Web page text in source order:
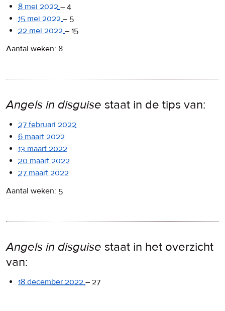
8 mei 2022 – 4
15 mei 2022 – 5
22 mei 2022 – 15
Aantal weken: 8
Angels in disguise staat in de tips van:
27 februari 2022
6 maart 2022
13 maart 2022
20 maart 2022
27 maart 2022
Aantal weken: 5
Angels in disguise staat in het overzicht
van:
18 december 2022 – 27